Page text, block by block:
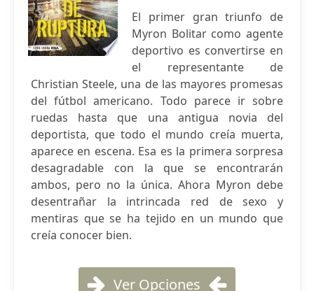
El primer gran triunfo de
Myron Bolitar como agente
deportivo es convertirse en
el representante de
Christian Steele, una de las mayores promesas
del fútbol americano. Todo parece ir sobre
ruedas hasta que una antigua novia del
deportista, que todo el mundo creía muerta,
aparece en escena. Esa es la primera sorpresa
desagradable con la que se encontrarán
ambos, pero no la única. Ahora Myron debe
desentrañar la intrincada red de sexo y
mentiras que se ha tejido en un mundo que
creía conocer bien.
Ver Opciones